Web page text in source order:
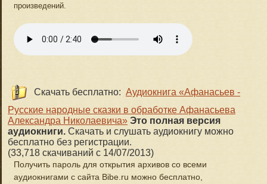
произведений.
Скачать бесплатно: Аудиокнига «Афанасьев -
Русские народные сказки в обработке Афанасьева
Александра Николаевича» Это полная версия
аудиокниги. Скачать и слушать аудиокнигу можно
бесплатно без регистрации.
(33,718 скачиваний с 14/07/2013)
Получить пароль для открытия архивов со всеми
аудиокнигами с сайта Bibe.ru можно бесплатно,